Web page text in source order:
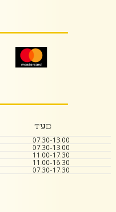
TIJD
07.30-13.00
07.30-13.00
11.00-17.30
11.00-16.30
07.30-17.30